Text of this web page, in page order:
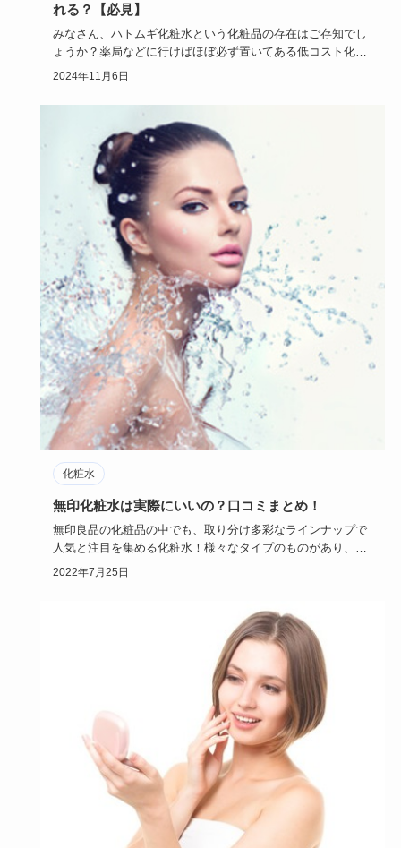
れる？【必見】
みなさん、ハトムギ化粧水という化粧品の存在はご存知でし
ょうか？薬局などに行けばほぼ必ず置いてある低コスト化粧
品ですが化粧水…
2024年11月6日
化粧水
無印化粧水は実際にいいの？口コミまとめ！
無印良品の化粧品の中でも、取り分け多彩なラインナップで
人気と注目を集める化粧水！様々なタイプのものがあり、そ
して何と言って…
2022年7月25日